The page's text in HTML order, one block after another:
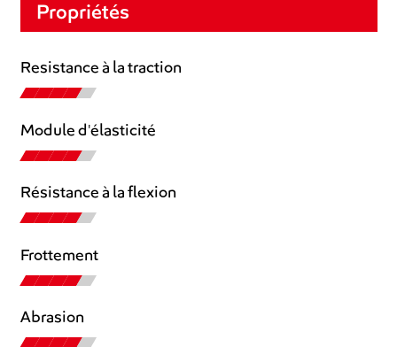
Propriétés
Resistance à la traction
Module d'élasticité
Résistance à la flexion
Frottement
Abrasion